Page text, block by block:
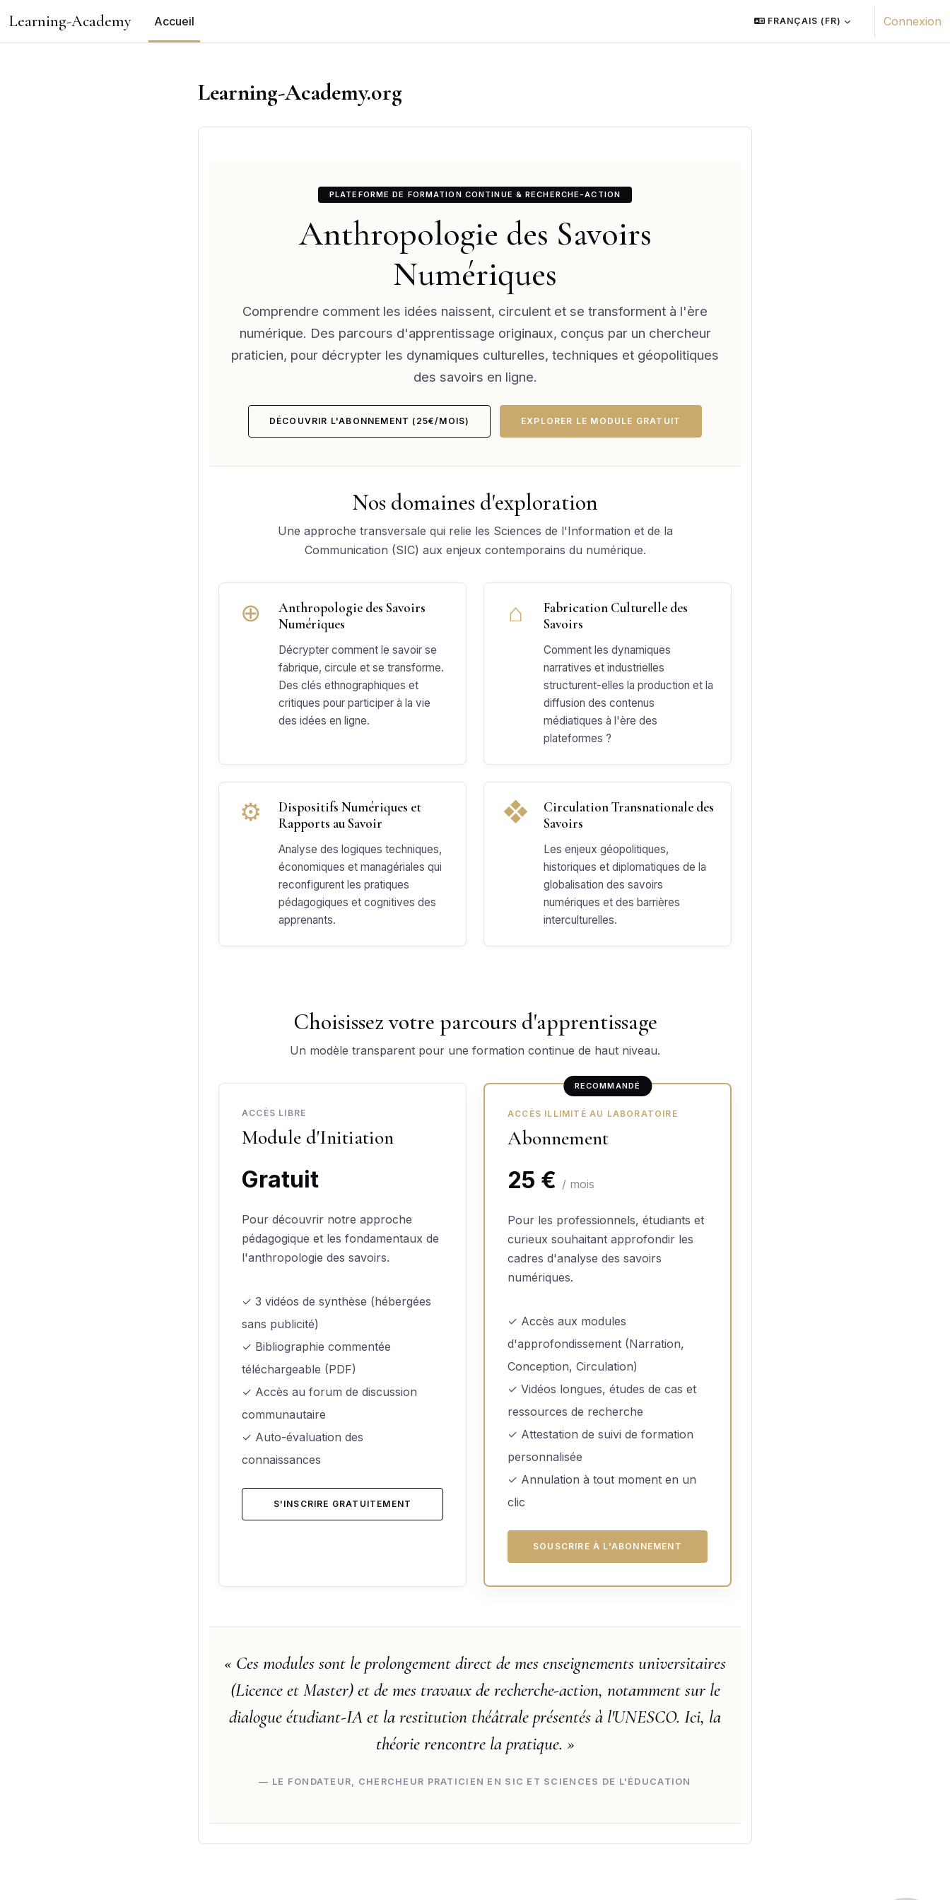
Learning-Academy Accueil FRANÇAIS ‎(FR)‎ Connexion
Learning-Academy.org
PLATEFORME DE FORMATION CONTINUE & RECHERCHE-ACTION
Anthropologie des Savoirs
Numériques
Comprendre comment les idées naissent, circulent et se transforment à l'ère
numérique. Des parcours d'apprentissage originaux, conçus par un chercheur
praticien, pour décrypter les dynamiques culturelles, techniques et géopolitiques
des savoirs en ligne.
DÉCOUVRIR L'ABONNEMENT (25€/MOIS) EXPLORER LE MODULE GRATUIT
Nos domaines d'exploration
Une approche transversale qui relie les Sciences de l'Information et de la
Communication (SIC) aux enjeux contemporains du numérique.
⊕
Anthropologie des Savoirs
Numériques
Décrypter comment le savoir se
fabrique, circule et se transforme.
Des clés ethnographiques et
critiques pour participer à la vie
des idées en ligne.
⌂
Fabrication Culturelle des
Savoirs
Comment les dynamiques
narratives et industrielles
structurent-elles la production et la
diffusion des contenus
médiatiques à l'ère des
plateformes ?
⚙
Dispositifs Numériques et
Rapports au Savoir
Analyse des logiques techniques,
économiques et managériales qui
reconfigurent les pratiques
pédagogiques et cognitives des
apprenants.
❖
Circulation Transnationale des
Savoirs
Les enjeux géopolitiques,
historiques et diplomatiques de la
globalisation des savoirs
numériques et des barrières
interculturelles.
Choisissez votre parcours d'apprentissage
Un modèle transparent pour une formation continue de haut niveau.
ACCÈS LIBRE
Module d'Initiation
Gratuit
Pour découvrir notre approche
pédagogique et les fondamentaux de
l'anthropologie des savoirs.
✓ 3 vidéos de synthèse (hébergées
sans publicité)
✓ Bibliographie commentée
téléchargeable (PDF)
✓ Accès au forum de discussion
communautaire
✓ Auto-évaluation des
connaissances
S'INSCRIRE GRATUITEMENT
RECOMMANDÉ
ACCÈS ILLIMITÉ AU LABORATOIRE
Abonnement
25 € / mois
Pour les professionnels, étudiants et
curieux souhaitant approfondir les
cadres d'analyse des savoirs
numériques.
✓ Accès aux modules
d'approfondissement (Narration,
Conception, Circulation)
✓ Vidéos longues, études de cas et
ressources de recherche
✓ Attestation de suivi de formation
personnalisée
✓ Annulation à tout moment en un
clic
SOUSCRIRE À L'ABONNEMENT
« Ces modules sont le prolongement direct de mes enseignements universitaires
(Licence et Master) et de mes travaux de recherche-action, notamment sur le
dialogue étudiant-IA et la restitution théâtrale présentés à l'UNESCO. Ici, la
théorie rencontre la pratique. »
— LE FONDATEUR, CHERCHEUR PRATICIEN EN SIC ET SCIENCES DE L'ÉDUCATION